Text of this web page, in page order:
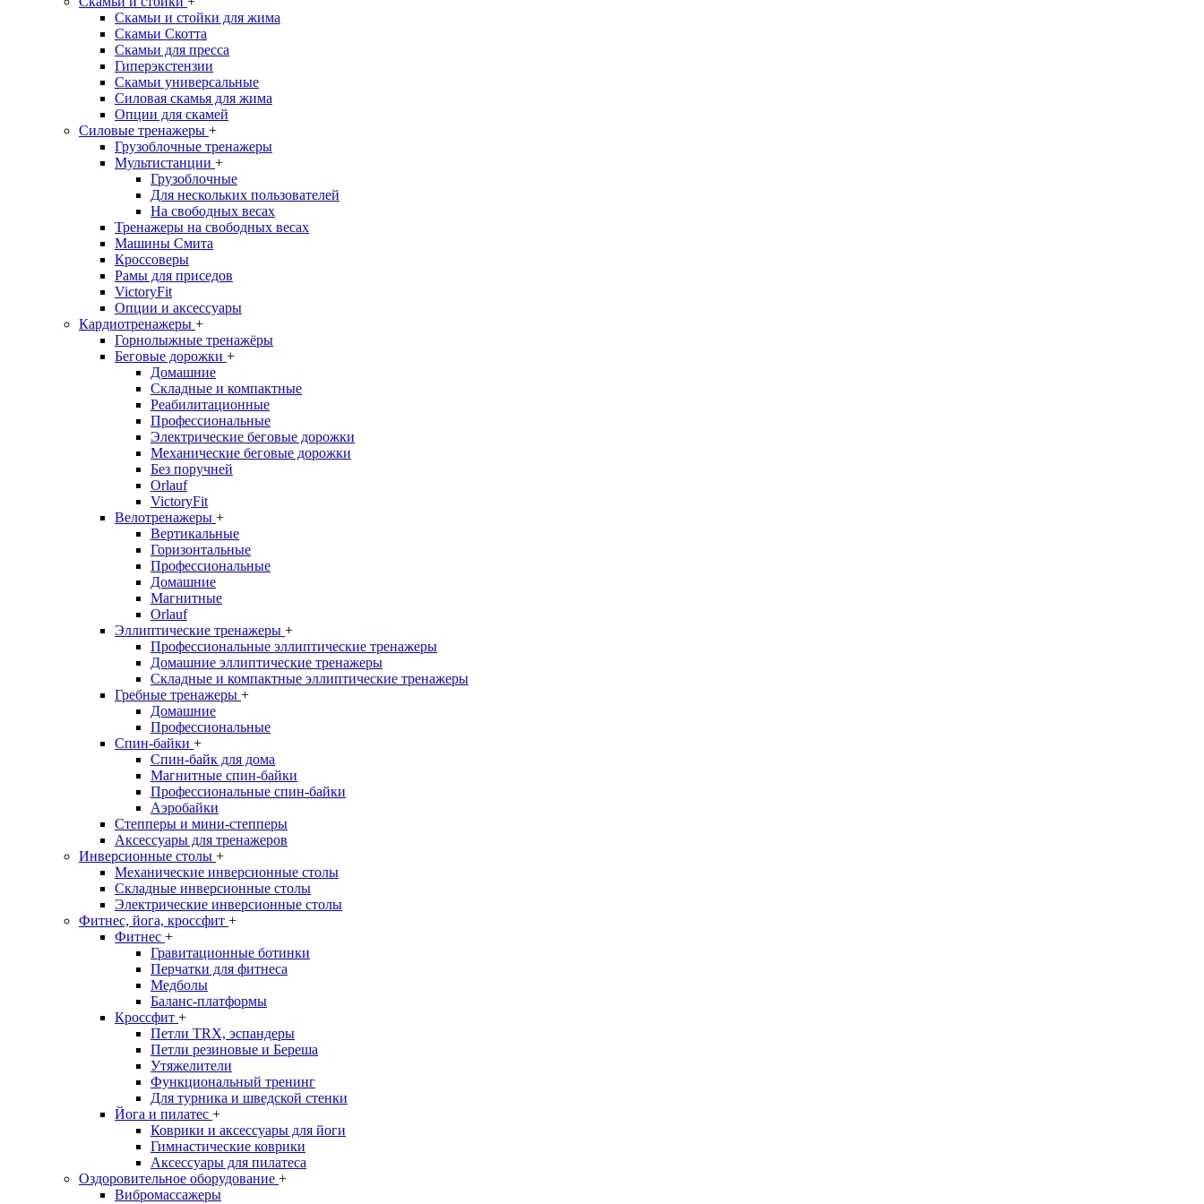
Скамьи и стойки для жима
Скамьи Скотта
Скамьи для пресса
Гиперэкстензии
Скамьи универсальные
Силовая скамья для жима
Опции для скамей
Силовые тренажеры +
Грузоблочные тренажеры
Мультистанции +
Грузоблочные
Для нескольких пользователей
На свободных весах
Тренажеры на свободных весах
Машины Смита
Кроссоверы
Рамы для приседов
VictoryFit
Опции и аксессуары
Кардиотренажеры +
Горнолыжные тренажёры
Беговые дорожки +
Домашние
Складные и компактные
Реабилитационные
Профессиональные
Электрические беговые дорожки
Механические беговые дорожки
Без поручней
Orlauf
VictoryFit
Велотренажеры +
Вертикальные
Горизонтальные
Профессиональные
Домашние
Магнитные
Orlauf
Эллиптические тренажеры +
Профессиональные эллиптические тренажеры
Домашние эллиптические тренажеры
Складные и компактные эллиптические тренажеры
Гребные тренажеры +
Домашние
Профессиональные
Спин-байки +
Спин-байк для дома
Магнитные спин-байки
Профессиональные спин-байки
Аэробайки
Степперы и мини-степперы
Аксессуары для тренажеров
Инверсионные столы +
Механические инверсионные столы
Складные инверсионные столы
Электрические инверсионные столы
Фитнес, йога, кроссфит +
Фитнес +
Гравитационные ботинки
Перчатки для фитнеса
Медболы
Баланс-платформы
Кроссфит +
Петли TRX, эспандеры
Петли резиновые и Береша
Утяжелители
Функциональный тренинг
Для турника и шведской стенки
Йога и пилатес +
Коврики и аксессуары для йоги
Гимнастические коврики
Аксессуары для пилатеса
Оздоровительное оборудование +
Вибромассажеры